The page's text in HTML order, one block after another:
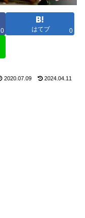
0 はてブ 0
2020.07.09 2024.04.11